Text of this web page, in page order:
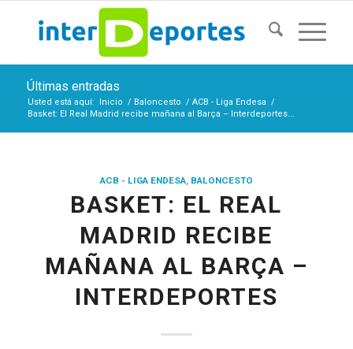
Últimas entradas
Usted está aquí: Inicio / Baloncesto / ACB - Liga Endesa /
Basket: El Real Madrid recibe mañana al Barça – Interdeportes...
ACB - LIGA ENDESA, BALONCESTO
BASKET: EL REAL
MADRID RECIBE
MAÑANA AL BARÇA –
INTERDEPORTES